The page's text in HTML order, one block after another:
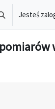
Jesteś